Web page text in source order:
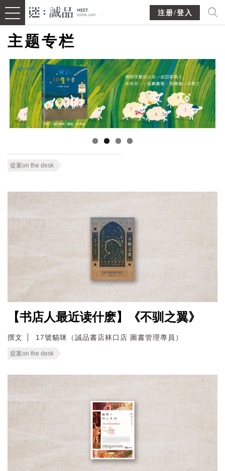
注册/登入
主题专栏
提案on the desk
【书店人最近读什麽】《不驯之翼》
撰文 17號貓咪（誠品書店林口店 圖書管理專員）
提案on the desk